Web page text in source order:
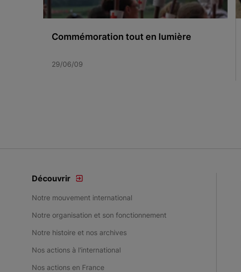
Commémoration tout en lumière
29/06/09
Découvrir
Notre mouvement international
Notre organisation et son fonctionnement
Notre histoire et nos archives
Nos actions à l'international
Nos actions en France